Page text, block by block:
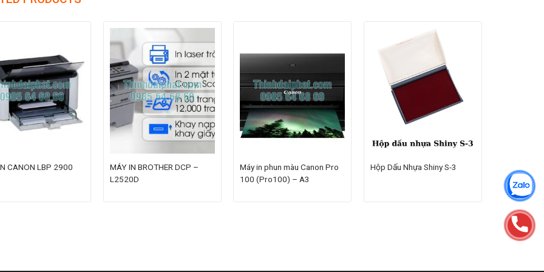
CANON LBP 2900
MÁY IN BROTHER DCP –
L2520D
Máy in phun màu Canon Pro
100 (Pro100) – A3
Hộp Dấu Nhựa Shiny S-3